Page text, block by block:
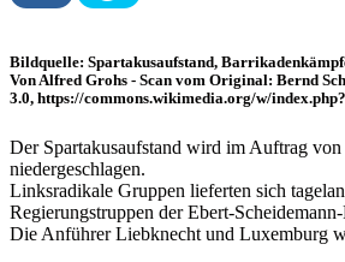
Bildquelle: Spartakusaufstand,
Von Alfred Grohs - Scan vom Original: Bernd
3.0, https://commons.wikimedia.org/w/
Der Spartakusaufstand wird im Auftrag
niedergeschlagen.
Linksradikale Gruppen lieferten sich
Regierungstruppen der Ebert-
Die Anführer Liebknecht und Luxemburg